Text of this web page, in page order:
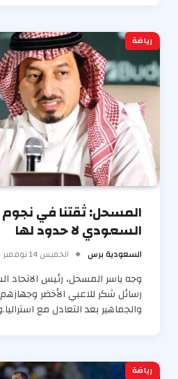
رياضة
المسحل: ثقتنا في نجوم
السعودي لا حدود لها
السعودية برس الخميس 14 نوفمبر 3:16 م
وجه ياسر المسحل، رئيس الاتحاد
رسائل شكر للاعبي الأخضر
والجماهير بعد التعادل مع
رياضة